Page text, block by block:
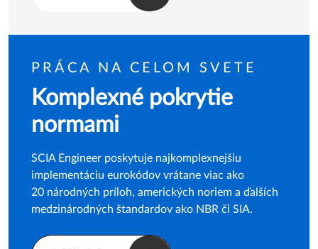
PRÁCA NA CELOM SVETE
Komplexné pokrytie
normami
SCIA Engineer poskytuje najkomplexnejšiu
implementáciu eurokódov vrátane viac ako
20 národných príloh, amerických noriem a ďalších
medzinárodných štandardov ako NBR či SIA.